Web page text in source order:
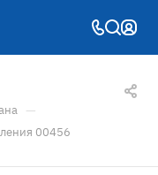
—
00456